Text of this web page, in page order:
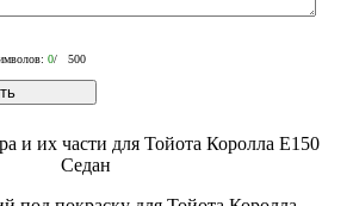
0/ 500
и их части для Тойота Королла Е150
Седан